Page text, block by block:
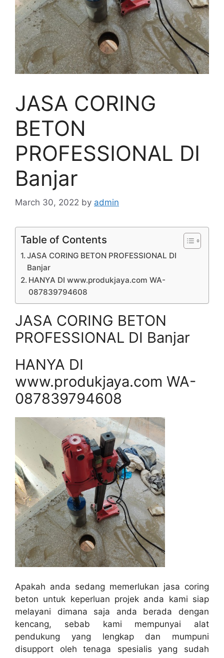
JASA CORING
BETON
PROFESSIONAL DI
Banjar
March 30, 2022 by admin
Table of Contents
JASA CORING BETON PROFESSIONAL DI
Banjar
HANYA DI www.produkjaya.com WA-
087839794608
JASA CORING BETON
PROFESSIONAL DI Banjar
HANYA DI
www.produkjaya.com WA-
087839794608
Apakah anda sedang memerlukan jasa coring
beton untuk keperluan projek anda kami siap
melayani dimana saja anda berada dengan
kencang, sebab kami mempunyai alat
pendukung yang lengkap dan mumpuni
disupport oleh tenaga spesialis yang sudah